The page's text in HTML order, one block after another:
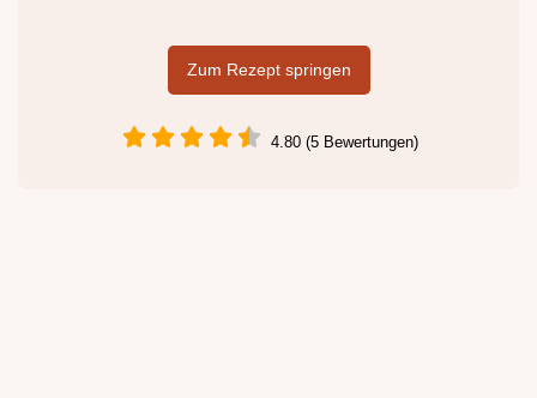
Zum Rezept springen
4.80 (5 Bewertungen)